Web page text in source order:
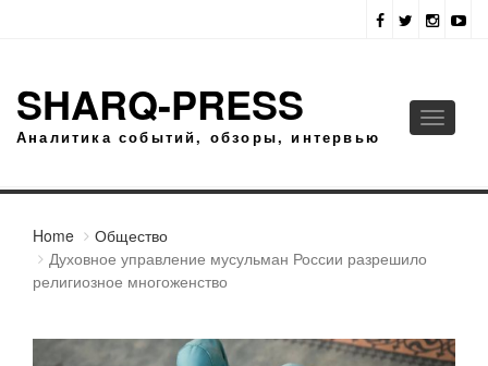
SHARQ-PRESS
Аналитика событий, обзоры, интервью
Toggle
Home
Общество
Духовное управление мусульман России разрешило
религиозное многоженство